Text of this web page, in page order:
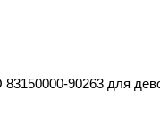
83150000-90263 для